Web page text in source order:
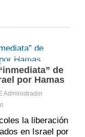
de
por Hamas
Administrador
la liberación
en Israel por